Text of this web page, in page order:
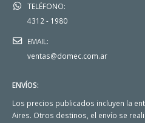
TELÉFONO:
4312 - 1980
EMAIL:
ventas@domec.com.ar
ENVÍOS:
Los precios publicados incluyen la
Aires. Otros destinos, el envío se